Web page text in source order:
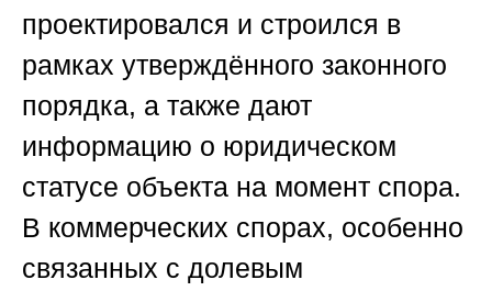
проектировался и строился в
рамках утверждённого законного
порядка, а также дают
информацию о юридическом
статусе объекта на момент спора.
В коммерческих спорах, особенно
связанных с долевым